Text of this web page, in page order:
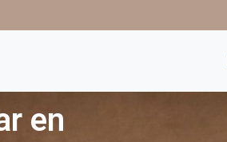
en